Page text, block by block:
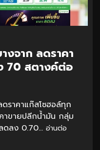
งจาก ลดราคา
70 สตางค์ต่อ
ราคาแก๊สโซฮอล์ทุก
าขายปลีกน้ำมัน กลุ่ม
ดลง 0.70... อ่านต่อ